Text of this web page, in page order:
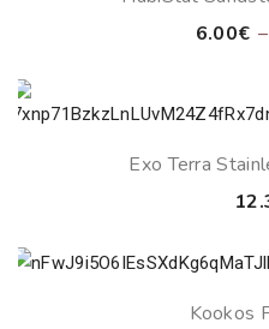
6.00€ –
Exo Terra
Kookos